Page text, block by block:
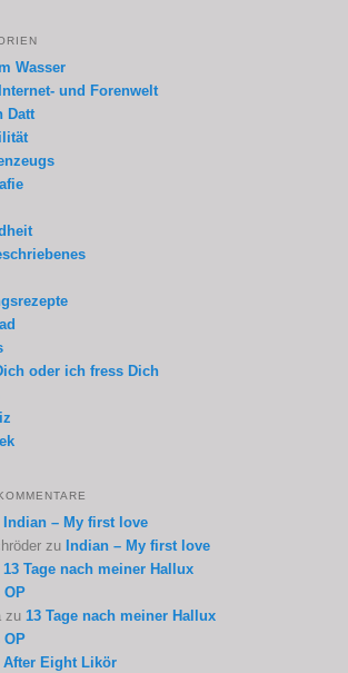
Wasser
und Forenwelt
Datt
oder ich fress Dich
Indian – My first love
zu Indian – My first love
13 Tage nach meiner Hallux
OP
zu13 Tage nach meiner Hallux
OP
After Eight Likör